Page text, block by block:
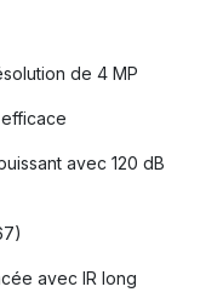
de 4 MP
avec 120 dB
avec IR long